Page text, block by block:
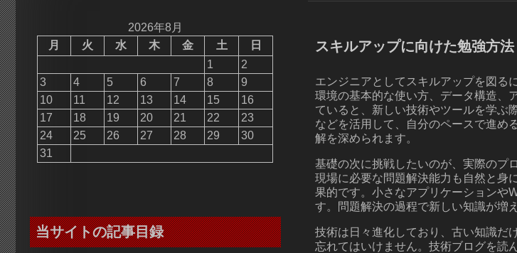
スキルアップに向けた勉強方法
エンジニアとしてスキルアップを図る
環境の基本的な使い方、データ構造、
ていると、新しい技術やツールを学ぶ
などを活用して、自分のペースで進め
解を深められます。
基礎の次に挑戦したいのが、実際のプ
現場に必要な問題解決能力も自然と身
果的です。小さなアプリケーションや
す。問題解決の過程で新しい知識が増
技術は日々進化しており、古い知識だ
忘れてはいけません。技術ブログを読
2026年8月
月
火 水 木 金 土
日
1
2
3
4 5 6 7 8
9
10
11 12 13 14 15
16
17
18 19 20 21 22
23
24
25 26 27 28 29
30
31
当サイトの記事目録